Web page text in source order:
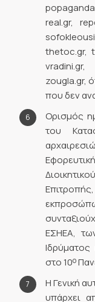
real.gr,
thetoc.gr,
zougla.gr,
που δεν
Ορισμός
του
ΕΣΗΕΑ,
στο 10ο
Η Γενική
υπάρχει